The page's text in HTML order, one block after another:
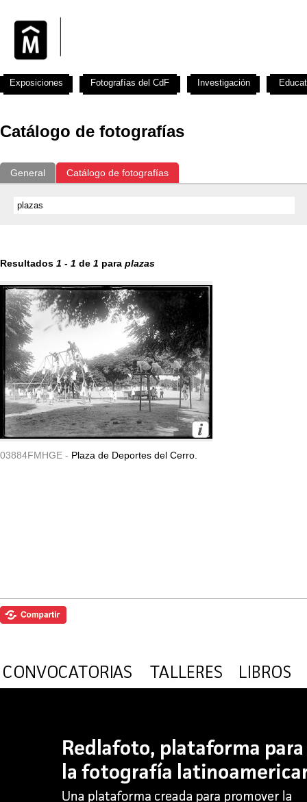
Catálogo de fotografías
General Catálogo de fotografías
Resultados 1 - 1 de 1 para plazas
03884FMHGE - Plaza de Deportes del Cerro.
Exposiciones Fotografías del CdF Investigación